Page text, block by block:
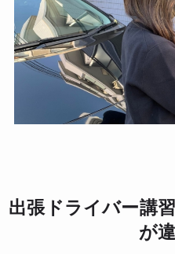
出張ドライバー講
が